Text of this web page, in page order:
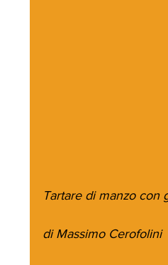
Tartare di manzo con
di Massimo Cerofolini